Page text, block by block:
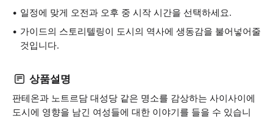
일정에 맞게 오전과 오후 중 시작 시간을 선택하세요.
가이드의 스토리텔링이 도시의 역사에 생동감을 불어넣어줄
것입니다.
상품설명
판테온과 노트르담 대성당 같은 명소를 감상하는 사이사이에
도시에 영향을 남긴 여성들에 대한 이야기를 들을 수 있습니